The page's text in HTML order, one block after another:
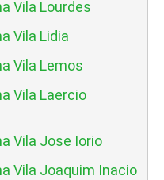
Vila Lourdes
Vila Lidia
Vila Lemos
Vila Laercio
Vila Jose Iorio
Vila Joaquim Inacio